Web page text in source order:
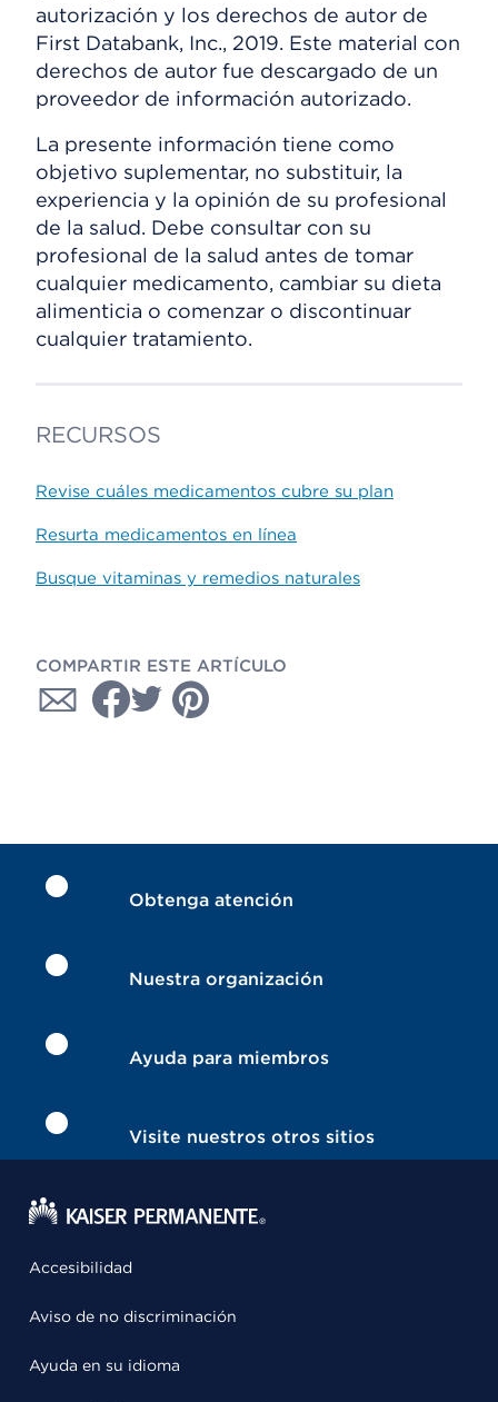
autorización y los derechos de autor de
First Databank, Inc., 2019. Este material con
derechos de autor fue descargado de un
proveedor de información autorizado.
La presente información tiene como
objetivo suplementar, no substituir, la
experiencia y la opinión de su profesional
de la salud. Debe consultar con su
profesional de la salud antes de tomar
cualquier medicamento, cambiar su dieta
alimenticia o comenzar o discontinuar
cualquier tratamiento.
RECURSOS
Revise cuáles medicamentos cubre su plan
Resurta medicamentos en línea
Busque vitaminas y remedios naturales
COMPARTIR ESTE ARTÍCULO
Obtenga atención
Nuestra organización
Ayuda para miembros
Visite nuestros otros sitios
Accesibilidad
Aviso de no discriminación
Ayuda en su idioma